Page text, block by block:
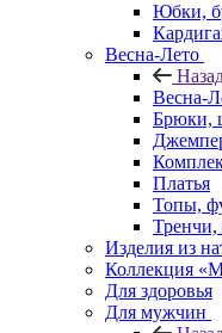
Юбки,
Весна-Лето
Весна-
Брюки,
Платья
Топы,
Изделия из
Коллекция
Для здоровья
Для мужчин